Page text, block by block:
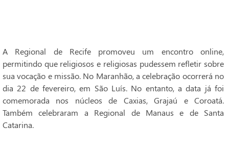
A Regional de Recife promoveu um encontro online,
permitindo que religiosos e religiosas pudessem refletir sobre
sua vocação e missão. No Maranhão, a celebração ocorrerá no
dia 22 de fevereiro, em São Luís. No entanto, a data já foi
comemorada nos núcleos de Caxias, Grajaú e Coroatá.
Também celebraram a Regional de Manaus e de Santa
Catarina.